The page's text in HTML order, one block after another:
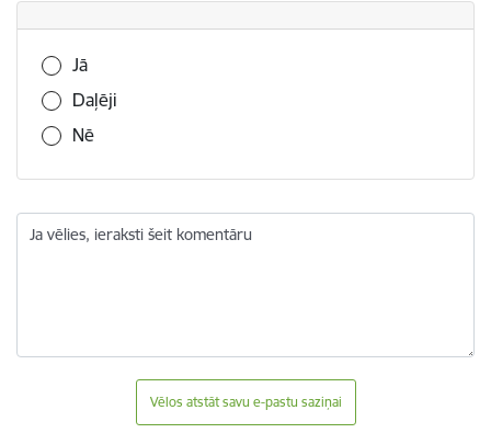
Vai šī informācija bija noderīga?
Jā
Daļēji
Nē
Ja vēlies, ieraksti šeit komentāru
Vēlos atstāt savu e-pastu saziņai